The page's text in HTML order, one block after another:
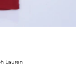
Lauren